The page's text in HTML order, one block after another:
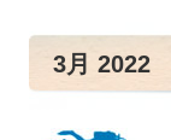
3月 2022